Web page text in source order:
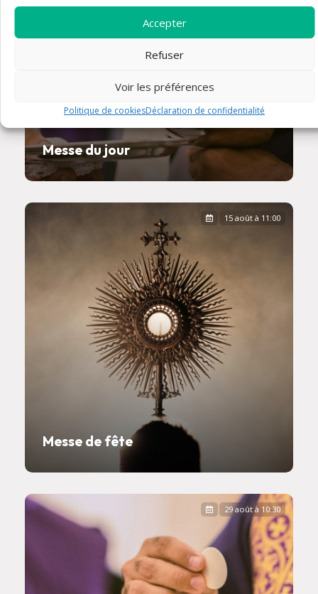
Accepter
Refuser
Voir les préférences
Politique de cookiesDéclaration de confidentialité
Messe du jour
Messe de fête
15 août à 11:00
29 août à 10:30